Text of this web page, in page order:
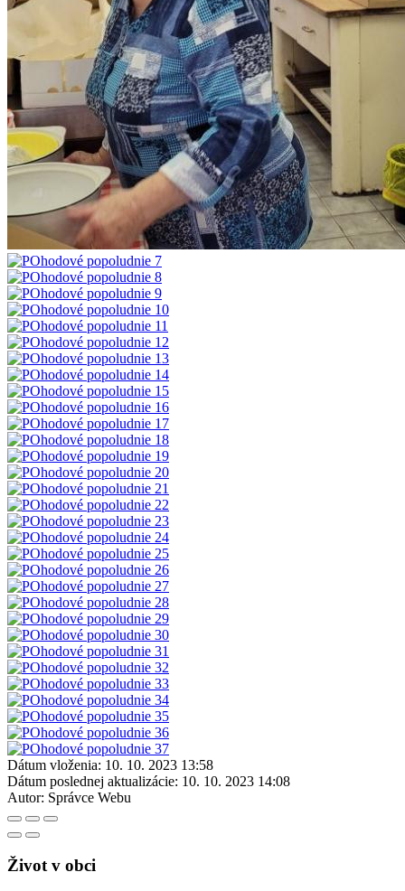
Dátum vloženia: 10. 10. 2023 13:58
Dátum poslednej aktualizácie: 10. 10. 2023 14:08
Autor: Správce Webu
Život v obci